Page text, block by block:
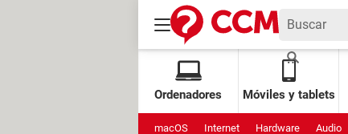
Ordenadores Móviles y tablets
macOS Internet Hardware Audio